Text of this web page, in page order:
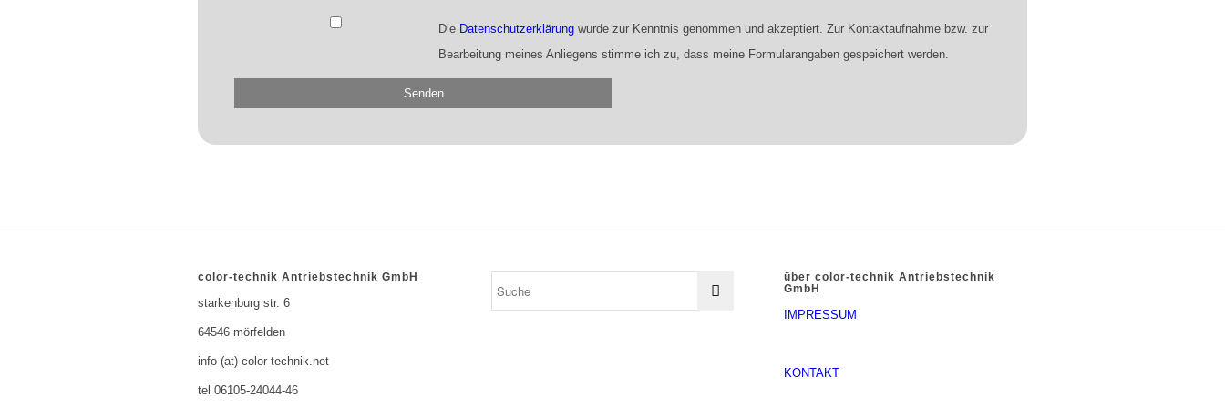
Die Datenschutzerklärung wurde zur Kenntnis genommen und akzeptiert. Zur Kontaktaufnahme bzw. zur
Bearbeitung meines Anliegens stimme ich zu, dass meine Formularangaben gespeichert werden.
color-technik Antriebstechnik GmbH
starkenburg str. 6
64546 mörfelden
info (at) color-technik.net
tel 06105-24044-46
über color-technik Antriebstechnik
GmbH
IMPRESSUM
KONTAKT